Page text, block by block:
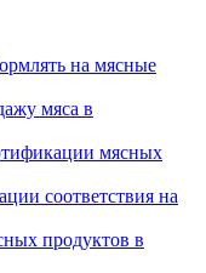
на мясные
мяса в
мясных
соответствия на
продуктов в